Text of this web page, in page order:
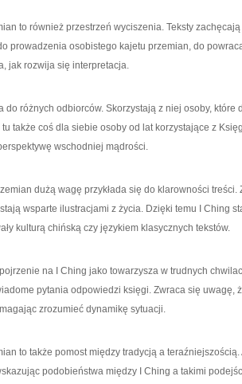
to również przestrzeń wyciszenia. Teksty
prowadzenia osobistego kajetu przemian, do
jak rozwija się interpretacja.
do różnych odbiorców. Skorzystają z niej osoby, które
także coś dla siebie osoby od lat korzystające z
wschodniej mądrości.
dużą wagę przykłada się do klarowności
wsparte ilustracjami z życia. Dzięki temu I Ching
kulturą chińską czy językiem klasycznych tekstów.
na I Ching jako towarzysza w trudnych
pytania odpowiedzi księgi. Zwraca się uwagę,
zrozumieć dynamikę sytuacji.
to także pomost między tradycją a
podobieństwa między I Ching a takimi